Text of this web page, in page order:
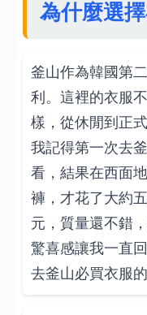
為什麼選
釜山作為韓國第
利。這裡的衣服
樣，從休閒到正
我記得第一次去
看，結果在西面
褲，才花了大約
元，質量還不錯
驚喜感讓我一直
去釜山必買衣服的